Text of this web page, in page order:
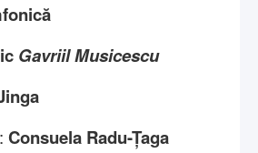
Gavriil Musicescu
Consuela Radu-Țaga